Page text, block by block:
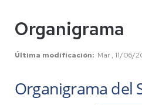
Organigrama
Última modificación Mar , 11/06/
Organigrama del